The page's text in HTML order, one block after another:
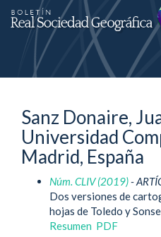
Salto
rápiso
a
página
contenido
Navegación
principal
Contenido
Sanz Donaire,
Universidad
Madrid, España
Núm. CLIV (2019)-
Dos versiones de
hojas de Toledo y
Resumen PDF